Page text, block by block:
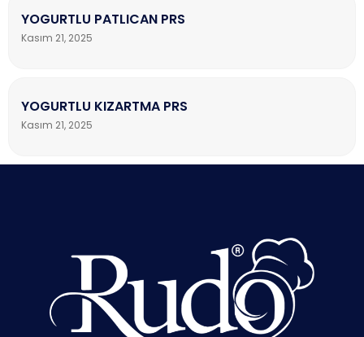
YOGURTLU PATLICAN PRS
Kasım 21, 2025
YOGURTLU KIZARTMA PRS
Kasım 21, 2025